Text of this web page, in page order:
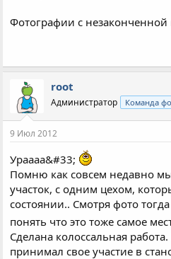
Фотографии с
root
Администратор Команда
9 Июл 2012
Ураааа&#33;
Помню как совсем недавно
участок, с одним цехом,
состоянии.. Смотря фото
понять что это тоже самое
Сделана колоссальная
принимал свое участие в